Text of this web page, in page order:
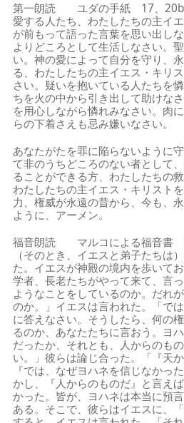
第一朗読 ユダの手紙 17、
愛する人たち、わたしたちの主イ
が前もって語った言葉を思い出し
よりどころとして生活しなさい。
い。神の愛によって自分を守り、
る、わたしたちの主イエス・キリ
さい。疑いを抱いている人たちを
ちを火の中から引き出して助けな
を用心しながら憐れみなさい。肉
らの下着さえも忌み嫌いなさい。
あなたがたを罪に陥らないように
て非のうちどころのない者として
ることができる方、わたしたちの
わたしたちの主イエス・キリスト
力、権威が永遠の昔から、今も、
ように、アーメン。
福音朗読 マルコによる福音書
（そのとき、イエスと弟子たちは
た。イエスが神殿の境内を歩いて
学者、長老たちがやって来て、言
ようなことをしているのか。だれ
のか。」イエスは言われた。「で
に答えなさい。そうしたら、何の
るのか、あなたたちに言おう。ヨ
だったか、それとも、人からのも
い。」彼らは論じ合った。「『天
『では、なぜヨハネを信じなかっ
かし、『人からのものだ』と言え
かった。皆が、ヨハネは本当に預
ある。そこで、彼らはイエスに、